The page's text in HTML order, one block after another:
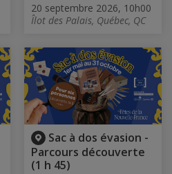
20 septembre 2026, 10h00
Îlot des Palais, Québec, QC
Sac à dos évasion -
Parcours découverte
(1 h 45)